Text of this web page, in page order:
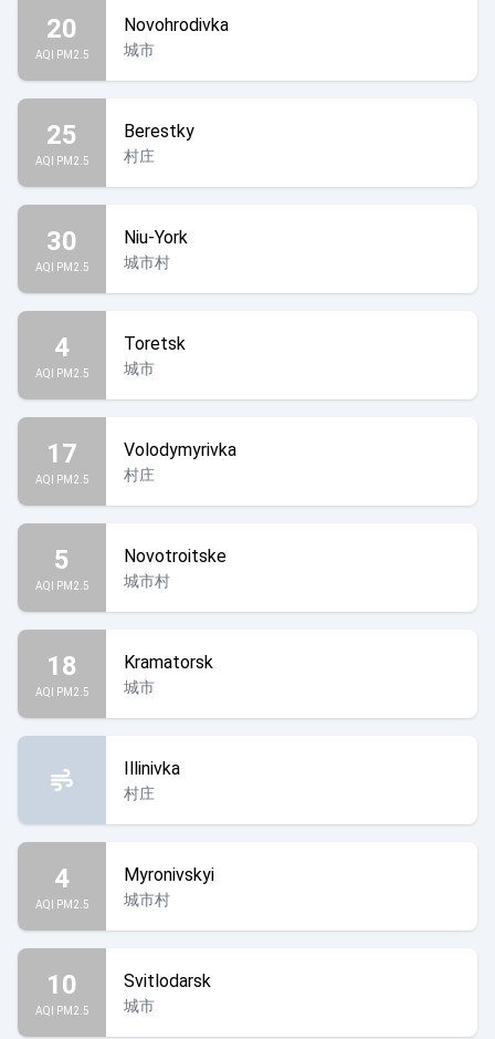
20
AQI PM2.5
Novohrodivka
城市
25
AQI PM2.5
Berestky
村庄
30
AQI PM2.5
Niu-York
城市村
4
AQI PM2.5
Toretsk
城市
17
AQI PM2.5
Volodymyrivka
村庄
5
AQI PM2.5
Novotroitske
城市村
18
AQI PM2.5
Kramatorsk
城市
Illinivka
村庄
4
AQI PM2.5
Myronivskyi
城市村
10
AQI PM2.5
Svitlodarsk
城市